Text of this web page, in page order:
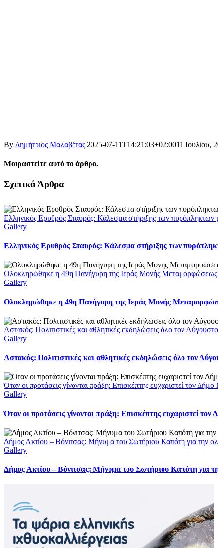
By Δημήτριος Μαλαβέτας|2025-07-11T14:21:03+02:0011 Ιουλίου,
Μοιραστείτε αυτό το άρθρο.
Facebook
X
LinkedIn
WhatsApp
Email
Σχετικά Άρθρα
Ελληνικός Ερυθρός Σταυρός: Κάλεσμα στήριξης των πυρόπληκτων
Gallery
Ελληνικός Ερυθρός Σταυρός: Κάλεσμα στήριξης των
Ολοκληρώθηκε η 49η Πανήγυρη της Ιεράς Μονής
Gallery
Ολοκληρώθηκε η 49η Πανήγυρη της Ιεράς Μονής
Αστακός: Πολιτιστικές και αθλητικές εκδηλώσεις όλο τον
Gallery
Αστακός: Πολιτιστικές και αθλητικές εκδηλώσεις όλο τον
Όταν οι προτάσεις γίνονται πράξη: Επισκέπτης ευχαριστεί τον
Gallery
Όταν οι προτάσεις γίνονται πράξη: Επισκέπτης ευχαριστεί
Δήμος Ακτίου – Βόνιτσας: Μήνυμα του Σωτήριου Καπότη για την
Gallery
Δήμος Ακτίου – Βόνιτσας: Μήνυμα του Σωτήριου Καπότη για